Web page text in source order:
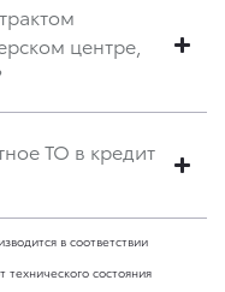
центре,
ТО в кредит
в соответствии
состояния